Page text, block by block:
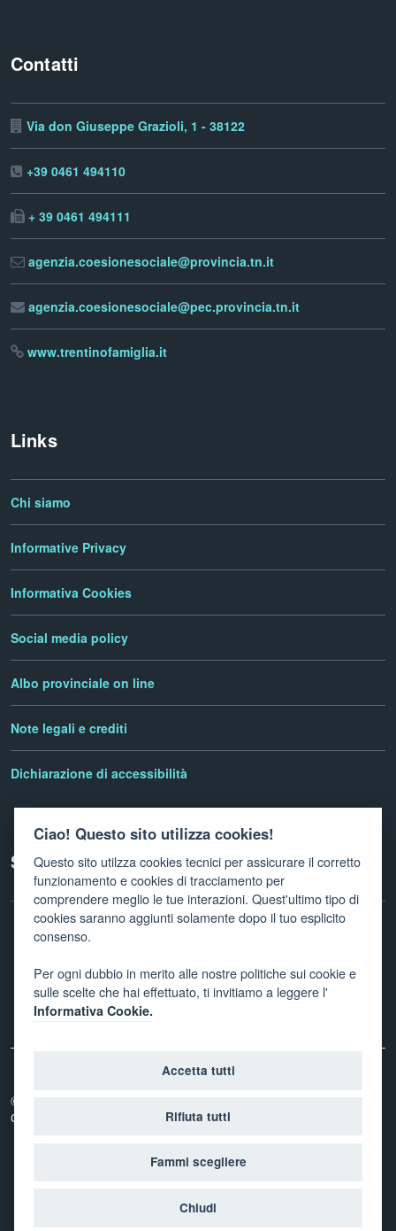
Contatti
Via don Giuseppe Grazioli, 1 - 38122
+39 0461 494110
+ 39 0461 494111
agenzia.coesionesociale@provincia.tn.it
agenzia.coesionesociale@pec.provincia.tn.it
www.trentinofamiglia.it
Links
Chi siamo
Informative Privacy
Informativa Cookies
Social media policy
Albo provinciale on line
Note legali e crediti
Dichiarazione di accessibilità
Seguici su
Facebook
© 2026
coesione sociale
Ciao! Questo sito utilizza cookies!
Questo sito utilzza cookies tecnici per assicurare il corretto
funzionamento e cookies di tracciamento per
comprendere meglio le tue interazioni. Quest'ultimo tipo di
cookies saranno aggiunti solamente dopo il tuo esplicito
consenso.
Per ogni dubbio in merito alle nostre politiche sui cookie e
sulle scelte che hai effettuato, ti invitiamo a leggere l'
Informativa Cookie.
Accetta tutti
Rifiuta tutti
Fammi scegliere
Chiudi